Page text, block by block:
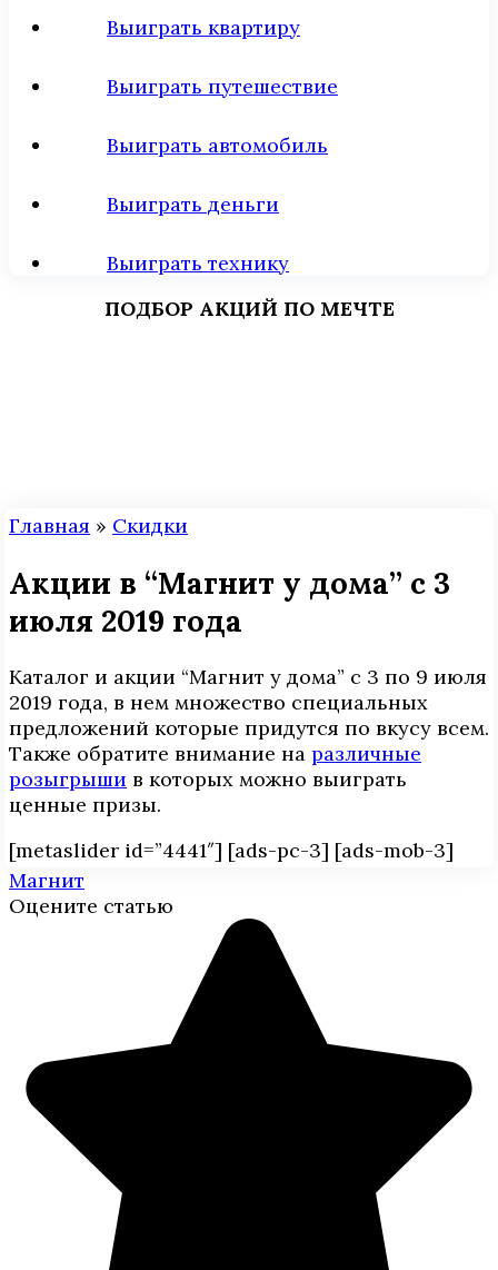
Выиграть квартиру
Выиграть путешествие
Выиграть автомобиль
Выиграть деньги
Выиграть технику
ПОДБОР АКЦИЙ ПО МЕЧТЕ
Главная » Скидки
Акции в “Магнит у дома” с 3
июля 2019 года
Каталог и акции “Магнит у дома” с 3 по 9 июля
2019 года, в нем множество специальных
предложений которые придутся по вкусу всем.
Также обратите внимание на различные
розыгрыши в которых можно выиграть
ценные призы.
[metaslider id=”4441″] [ads-pc-3] [ads-mob-3]
Магнит
Оцените статью